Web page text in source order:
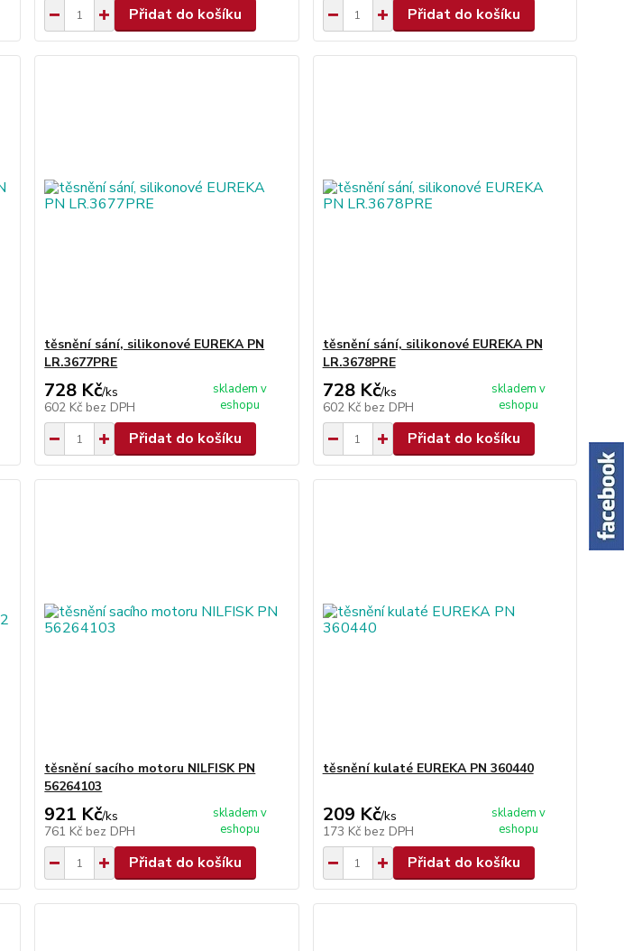
Přidat do košíku Přidat do košíku
těsnění sání, silikonové EUREKA PN
LR.3677PRE
728 Kč/ks
602 Kč bez DPH
skladem v
eshopu
Přidat do košíku
těsnění sání, silikonové EUREKA PN
LR.3678PRE
728 Kč/ks
602 Kč bez DPH
skladem v
eshopu
Přidat do košíku
těsnění sacího motoru NILFISK PN
56264103
921 Kč/ks
761 Kč bez DPH
skladem v
eshopu
Přidat do košíku
těsnění kulaté EUREKA PN 360440
209 Kč/ks
173 Kč bez DPH
skladem v
eshopu
Přidat do košíku